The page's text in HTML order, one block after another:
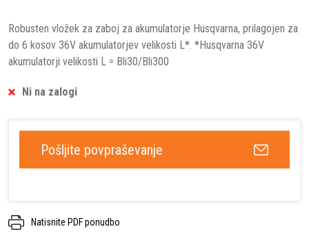
Robusten vložek za zaboj za akumulatorje Husqvarna, prilagojen za
do 6 kosov 36V akumulatorjev velikosti L*. *Husqvarna 36V
akumulatorji velikosti L = Bli30/Bli300
Ni na zalogi
Pošljite povpraševanje
Natisnite PDF ponudbo